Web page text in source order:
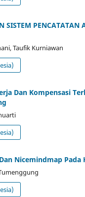
SISTEM
Taufik Kurniawan
Dan Kompensasi
Nicemindmap